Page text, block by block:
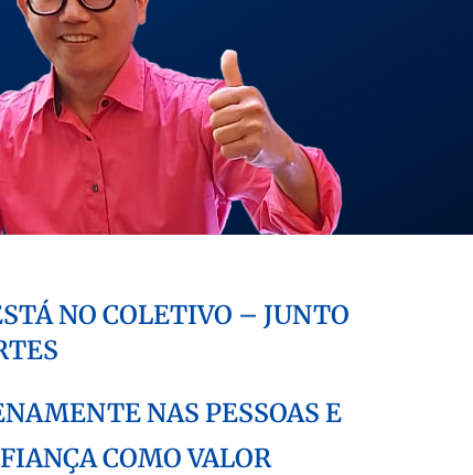
NO COLETIVO – JUNTO
NAS PESSOAS E
COMO VALOR